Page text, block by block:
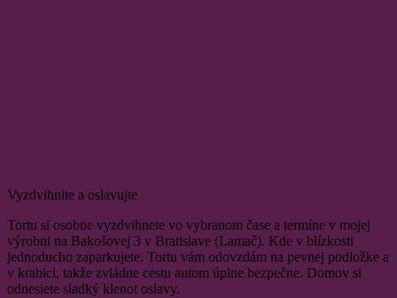
Vyzdvihnite a oslavujte
Tortu si osobne vyzdvihnete vo vybranom čase a termíne v mojej
výrobni na Bakošovej 3 v Bratislave (Lamač). Kde v blízkosti
jednoducho zaparkujete. Tortu vám odovzdám na pevnej podložke a
v krabici, takže zvládne cestu autom úplne bezpečne. Domov si
odnesiete sladký klenot oslavy.